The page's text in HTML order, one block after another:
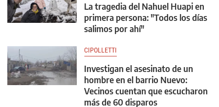
La tragedia del Nahuel Huapi en
primera persona: "Todos los días
salimos por ahí"
CIPOLLETTI
Investigan el asesinato de un
hombre en el barrio Nuevo:
Vecinos cuentan que escucharon
más de 60 disparos